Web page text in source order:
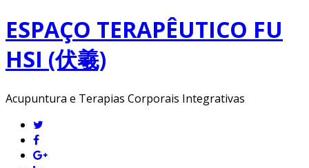
ESPAÇO TERAPÊUTICO FU
HSI (伏羲)
Acupuntura e Terapias Corporais Integrativas